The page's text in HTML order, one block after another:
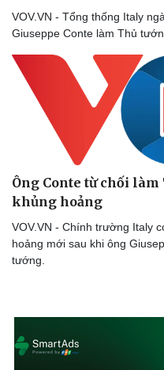
VOV.VN - Tổng thống Italy
Giuseppe Conte làm Thủ
Ông Conte từ chối
khủng hoảng
VOV.VN - Chính trường Italy
hoảng mới sau khi ông
tướng.